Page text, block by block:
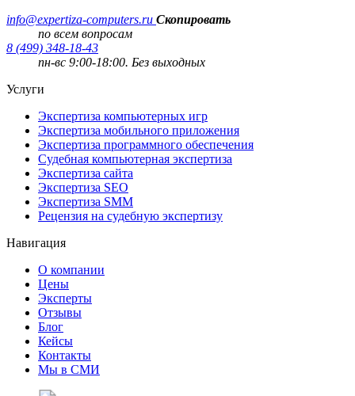
info@expertiza-computers.ru Скопировать
по всем вопросам
8 (499) 348-18-43
пн-вс 9:00-18:00. Без выходных
Услуги
Экспертиза компьютерных игр
Экспертиза мобильного приложения
Экспертиза программного обеспечения
Судебная компьютерная экспертиза
Экспертиза сайта
Экспертиза SEO
Экспертиза SMM
Рецензия на судебную экспертизу
Навигация
О компании
Цены
Эксперты
Отзывы
Блог
Кейсы
Контакты
Мы в СМИ